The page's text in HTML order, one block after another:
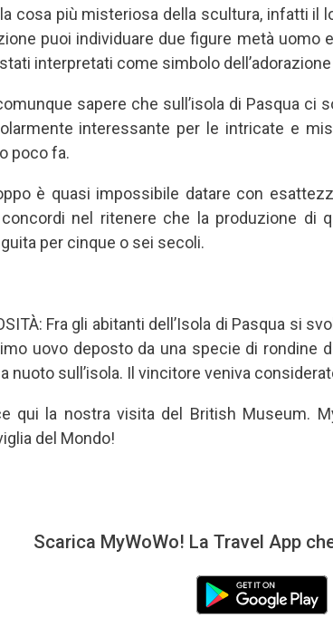
cosa più misteriosa della scultura, infatti il
puoi individuare due figure metà uomo
interpretati come simbolo
sapere che sull’isola di Pasqua ci
interessante per le intricate e
poco fa.
è quasi impossibile datare con
nel ritenere che la produzione di
per cinque o sei secoli.
Fra gli abitanti dell’Isola di Pasqua si
uovo deposto da una specie di rondine
nuoto sull’isola. Il vincitore veniva
qui la nostra visita del British Museum.
del Mondo!
Scarica MyWoWo! La Travel App